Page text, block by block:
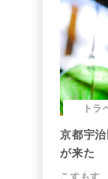
トラ
京都宇
が来た
こすもす